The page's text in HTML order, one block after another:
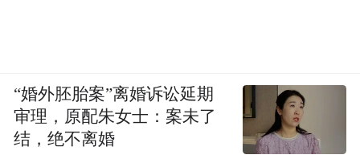
“婚外胚胎案”离婚诉讼延期
审理，原配朱女士：案未了
结，绝不离婚